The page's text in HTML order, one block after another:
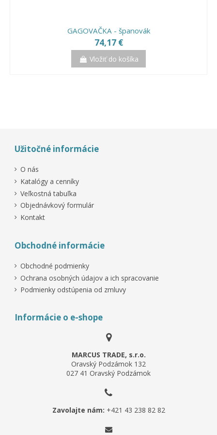
GAGOVAČKA - španovák
74,17 €
Vložiť do košíka
Užitočné informácie
O nás
Katalógy a cenníky
Veľkostná tabuľka
Objednávkový formulár
Kontakt
Obchodné informácie
Obchodné podmienky
Ochrana osobných údajov a ich spracovanie
Podmienky odstúpenia od zmluvy
Informácie o e-shope
MARCUS TRADE, s.r.o.
Oravský Podzámok 132
027 41 Oravský Podzámok
Zavolajte nám: +421 43 238 82 82